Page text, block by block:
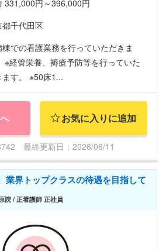
331,000円～396,000円
都千代田区
での看護業務を行っていただきま
※経管栄養、褥瘡予防等を行っていた
ます。 ※50床1...
お気に入りに追加
最終更新日：2026/06/11
業界トップクラスの待遇を目指して
院 / 正看護師 正社員